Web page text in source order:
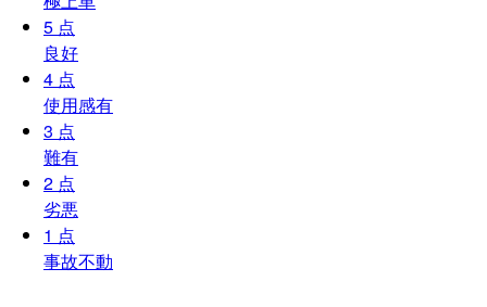
5 点
良好
4 点
使用感有
3 点
難有
2 点
劣悪
1 点
事故不動